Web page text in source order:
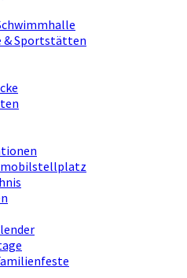
& Sportstätten